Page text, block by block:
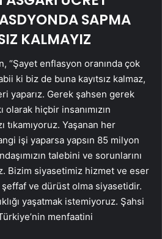
SAPMA
KALMAYIZ
“Şayet enflasyon oranında çok
ki biz de buna kayıtsız kalmaz,
yaparız. Gerek şahsen gerek
hiçbir insanımızın
tıkamıyoruz. Yaşanan her
işi yaparsa yapsın 85 milyon
talebini ve sorunlarını
Bizim siyasetimiz hizmet ve eser
ve dürüst olma siyasetidir.
yaşatmak istemiyoruz. Şahsi
menfaatini